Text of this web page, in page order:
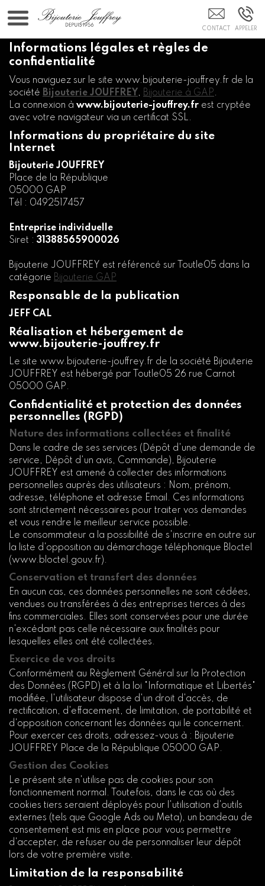
Informations légales et règles de
confidentialité
Vous naviguez sur le site www.bijouterie-jouffrey.fr de la
société Bijouterie JOUFFREY, Bijouterie à GAP.
La connexion à www.bijouterie-jouffrey.fr est cryptée
avec votre navigateur via un certificat SSL.
Informations du propriétaire du site
Internet
Bijouterie JOUFFREY
Place de la République
05000 GAP
Tél : 0492517457
Entreprise individuelle
Siret : 31388565900026
Bijouterie JOUFFREY est référencé sur Toutle05 dans la
catégorie Bijouterie GAP
Responsable de la publication
JEFF CAL
Réalisation et hébergement de
www.bijouterie-jouffrey.fr
Le site www.bijouterie-jouffrey.fr de la société Bijouterie
JOUFFREY est hébergé par Toutle05 26 rue Carnot
05000 GAP.
Confidentialité et protection des données
personnelles (RGPD)
Nature des informations collectées et finalité
Dans le cadre de ses services (Dépôt d'une demande de
service, Dépôt d'un avis, Commande), Bijouterie
JOUFFREY est amené à collecter des informations
personnelles auprès des utilisateurs : Nom, prénom,
adresse, téléphone et adresse Email. Ces informations
sont strictement nécessaires pour traiter vos demandes
et vous rendre le meilleur service possible.
Le consommateur a la possibilité de s'inscrire en outre sur
la liste d'opposition au démarchage téléphonique Bloctel
(www.bloctel.gouv.fr).
Conservation et transfert des données
En aucun cas, ces données personnelles ne sont cédées,
vendues ou transférées à des entreprises tierces à des
fins commerciales. Elles sont conservées pour une durée
n'excédant pas celle nécessaire aux finalités pour
lesquelles elles ont été collectées.
Exercice de vos droits
Conformément au Règlement Général sur la Protection
des Données (RGPD) et à la loi "Informatique et Libertés"
modifiée, l'utilisateur dispose d'un droit d'accès, de
rectification, d'effacement, de limitation, de portabilité et
d'opposition concernant les données qui le concernent.
Pour exercer ces droits, adressez-vous à : Bijouterie
JOUFFREY Place de la République 05000 GAP.
Gestion des Cookies
Le présent site n'utilise pas de cookies pour son
fonctionnement normal. Toutefois, dans le cas où des
cookies tiers seraient déployés pour l'utilisation d'outils
externes (tels que Google Ads ou Meta), un bandeau de
consentement est mis en place pour vous permettre
d'accepter, de refuser ou de personnaliser leur dépôt
lors de votre première visite.
Limitation de la responsabilité